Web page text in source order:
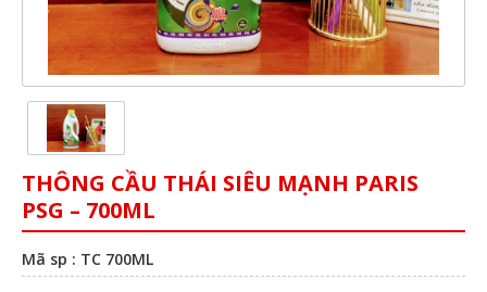
THÔNG CẦU THÁI SIÊU MẠNH PARIS
PSG – 700ML
Mã sp : TC 700ML